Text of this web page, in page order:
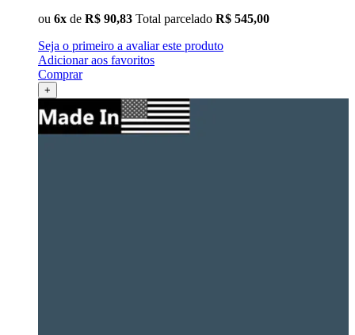
ou 6x de R$ 90,83 Total parcelado R$ 545,00
Seja o primeiro a avaliar este produto
Adicionar aos favoritos
Comprar
+